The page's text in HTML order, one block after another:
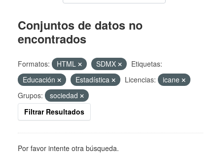
Conjuntos de datos no
encontrados
Formatos: HTML SDMX
Etiquetas:
Educación
Estadística Licencias:
icane
Grupos:
sociedad
Filtrar Resultados
Por favor intente otra búsqueda.